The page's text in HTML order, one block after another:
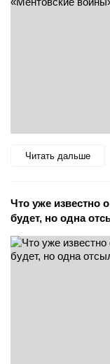
Читать дальше
Что уже известно
будет, но одна